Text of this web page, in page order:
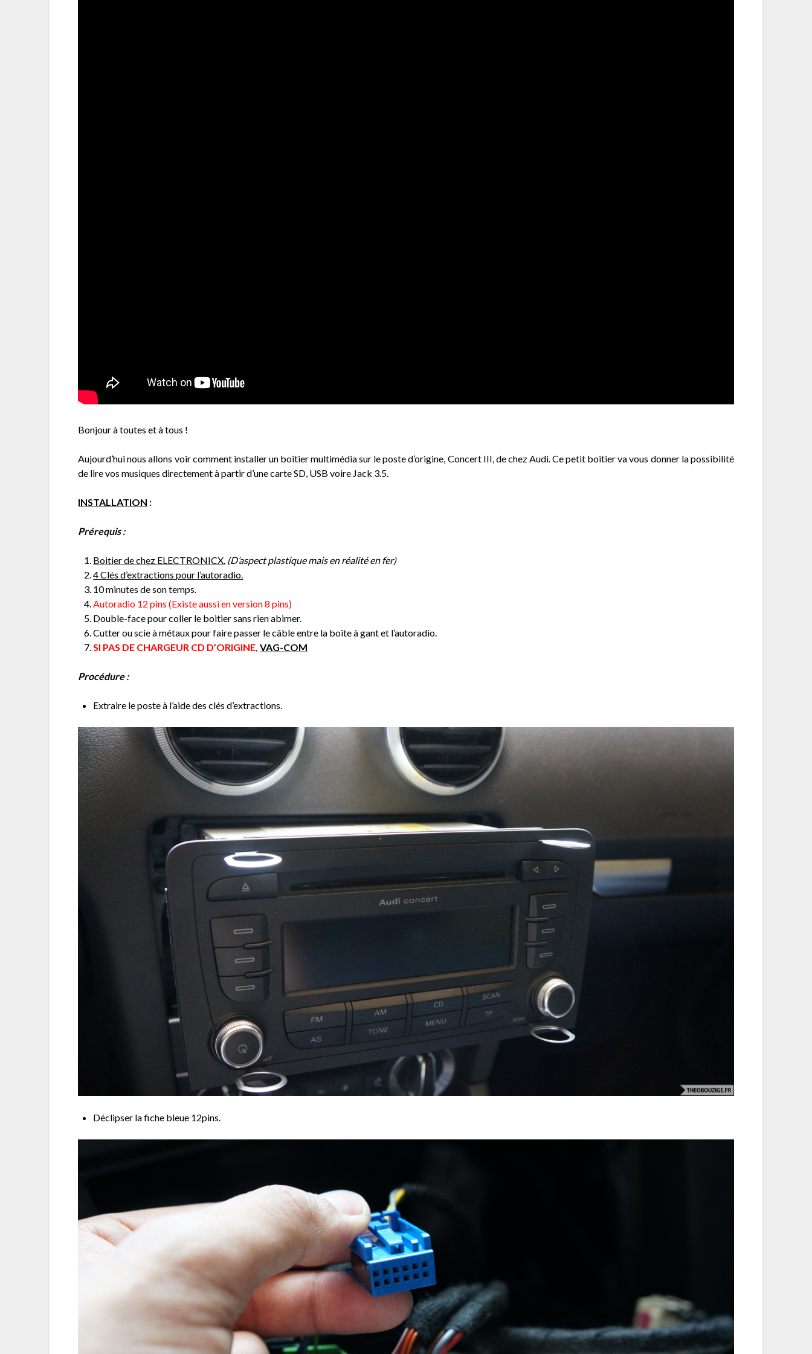
Bonjour à toutes et à tous !
Aujourd’hui nous allons voir comment installer un boitier multimédia sur le poste d’origine, Concert III, de chez Audi. Ce petit boitier va vous donner la possibilité
de lire vos musiques directement à partir d’une carte SD, USB voire Jack 3.5.
INSTALLATION :
Prérequis :
Boitier de chez ELECTRONICX. (D’aspect plastique mais en réalité en fer)
4 Clés d’extractions pour l’autoradio.
10 minutes de son temps.
Autoradio 12 pins (Existe aussi en version 8 pins)
Double-face pour coller le boitier sans rien abimer.
Cutter ou scie à métaux pour faire passer le câble entre la boite à gant et l’autoradio.
SI PAS DE CHARGEUR CD D’ORIGINE,VAG-COM
Procédure :
Extraire le poste à l’aide des clés d’extractions.
Déclipser la fiche bleue 12pins.